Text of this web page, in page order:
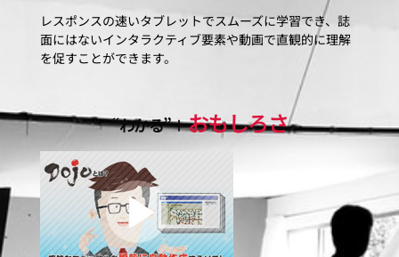
レスポンスの速いタブレットでスムーズに学習でき、誌
面にはないインタラクティブ要素や動画で直観的に理解
を促すことができます。
“わかる”＋おもしろさ